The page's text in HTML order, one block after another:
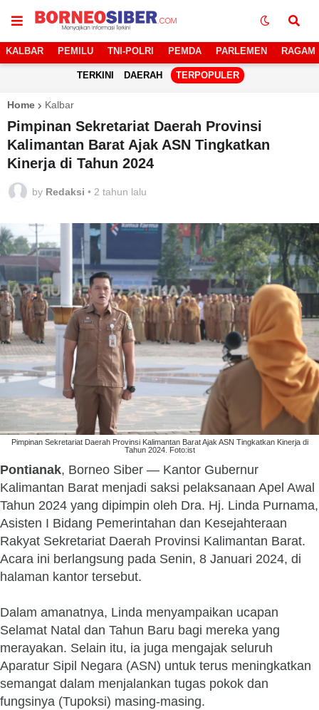
KALBAR PEMILU TNI-POLRI PEMDA PARLEMEN RAGAM
TERKINI DAERAH TERPOPULER
Home Kalbar
Pimpinan Sekretariat Daerah Provinsi
Kalimantan Barat Ajak ASN Tingkatkan
Kinerja di Tahun 2024
by Redaksi • 2 tahun lalu
Pimpinan Sekretariat Daerah Provinsi Kalimantan Barat Ajak ASN Tingkatkan Kinerja di
Tahun 2024. Foto:ist
Pontianak, Borneo Siber — Kantor Gubernur
Kalimantan Barat menjadi saksi pelaksanaan Apel Awal
Tahun 2024 yang dipimpin oleh Dra. Hj. Linda Purnama,
Asisten I Bidang Pemerintahan dan Kesejahteraan
Rakyat Sekretariat Daerah Provinsi Kalimantan Barat.
Acara ini berlangsung pada Senin, 8 Januari 2024, di
halaman kantor tersebut.
Dalam amanatnya, Linda menyampaikan ucapan
Selamat Natal dan Tahun Baru bagi mereka yang
merayakan. Selain itu, ia juga mengajak seluruh
Aparatur Sipil Negara (ASN) untuk terus meningkatkan
semangat dalam menjalankan tugas pokok dan
fungsinya (Tupoksi) masing-masing.